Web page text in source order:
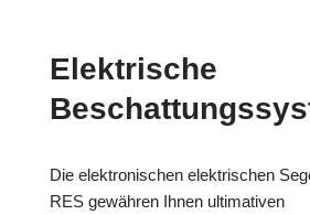
Elektrische
Die elektronischen elektrischen
RES gewähren Ihnen ultimativen